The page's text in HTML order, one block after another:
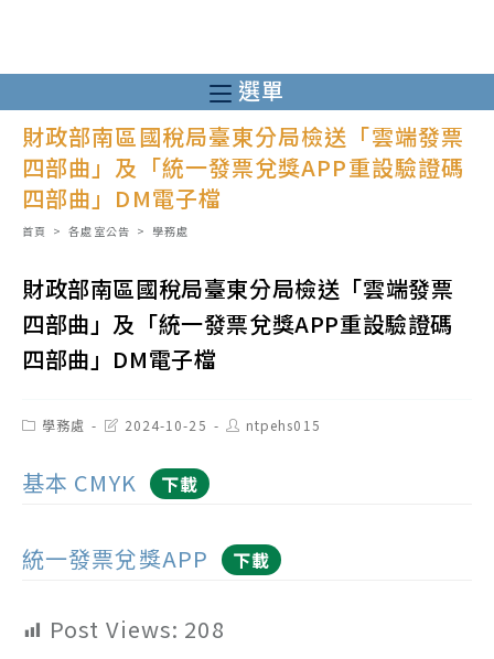
至
主
選單
財政部南區國稅局臺東分局檢送「雲端發票
四部曲」及「統一發票兌獎APP重設驗證碼
四部曲」DM電子檔
首頁 > 各處室公告 > 學務處
財政部南區國稅局臺東分局檢送「雲端發票
四部曲」及「統一發票兌獎APP重設驗證碼
四部曲」DM電子檔
Post學務處
Post2024-10-25
Post
author:
ntpehs015
基本 CMYK 下載
統一發票兌獎APP 下載
Post Views: 208